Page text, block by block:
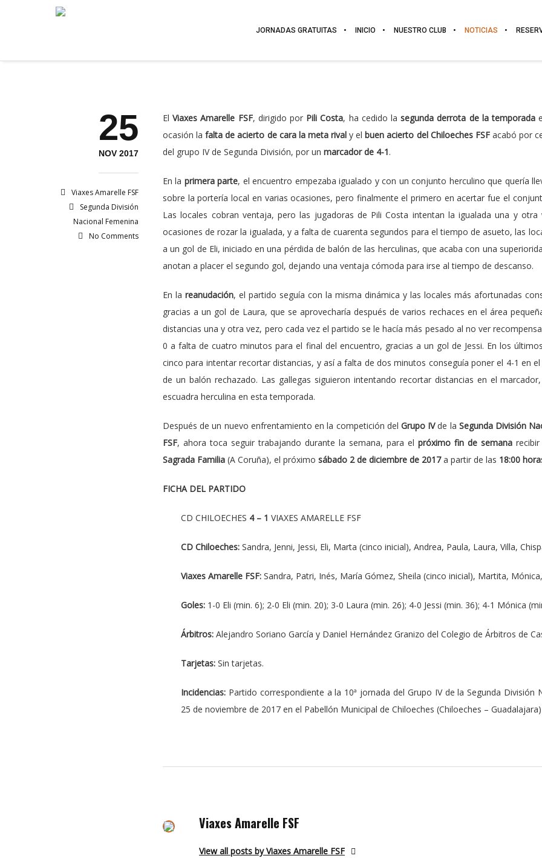
JORNADAS GRATUITAS INICIO NUESTRO CLUB NOTICIAS
25
NOV 2017
Viaxes Amarelle FSF
Segunda División
Nacional Femenina
No Comments
ElViaxes Amarelle FSF, dirigido por Pili Costa, ha cedido lasegunda derrota de la temporada
ocasión lafalta de acierto de cara la meta rival y elbuen acierto del Chiloeches FSFacabó por
del grupo IV de Segunda División, por un marcador de 4-1.
En la primera parte, el encuentro empezaba igualado y con un conjunto herculino que quería
sobre la portería local en varias ocasiones, pero finalmente el primero en acertar fue el
Las locales cobran ventaja, pero las jugadoras de Pili Costa intentan la igualada una y
ocasiones de rozar la igualada, y a falta de cuarenta segundos para el tiempo de asueto, las
a un gol de Eli, iniciado en una pérdida de balón de las herculinas, que acaba con una
anotan a placer el segundo gol, dejando una ventaja cómoda para irse al tiempo de descanso.
En la reanudación, el partido seguía con la misma dinámica y las locales más afortunadas
gracias a un gol de Laura, que se aprovecharía después de varios rechaces en el área
distancias una y otra vez, pero cada vez el partido se le hacía más pesado al no ver
0 a falta de cuatro minutos para el final del encuentro, gracias a un gol de Jessi. En los
cinco para intentar recortar distancias, y así a falta de dos minutos conseguía poner el 4-1 en
de un balón rechazado. Las gallegas siguieron intentando recortar distancias en el
escuadra herculina en esta temporada.
Después de un nuevo enfrentamiento en la competición del Grupo IVde la Segunda División
FSF, ahora toca seguir trabajando durante la semana, para el próximo fin de semana
Sagrada Familia (A Coruña), el próximo sábado 2 de diciembre de 2017a partir de las 18:00
FICHA DEL PARTIDO
CD CHILOECHES 4 – 1 VIAXES AMARELLE FSF
CD Chiloeches: Sandra, Jenni, Jessi, Eli, Marta (cinco inicial), Andrea, Paula, Laura, Villa,
Viaxes Amarelle FSF: Sandra, Patri, Inés, María Gómez, Sheila (cinco inicial), Martita,
Goles: 1-0 Eli (min. 6); 2-0 Eli (min. 20); 3-0 Laura (min. 26); 4-0 Jessi (min. 36); 4-1 Mónica
Árbitros: Alejandro Soriano García y Daniel Hernández Granizo del Colegio de Árbitros de
Tarjetas: Sin tarjetas.
Incidencias: Partido correspondiente a la 10ª jornada del Grupo IV de la Segunda
25 de noviembre de 2017 en el Pabellón Municipal de Chiloeches (Chiloeches –
Viaxes Amarelle FSF
View all posts by Viaxes Amarelle FSF